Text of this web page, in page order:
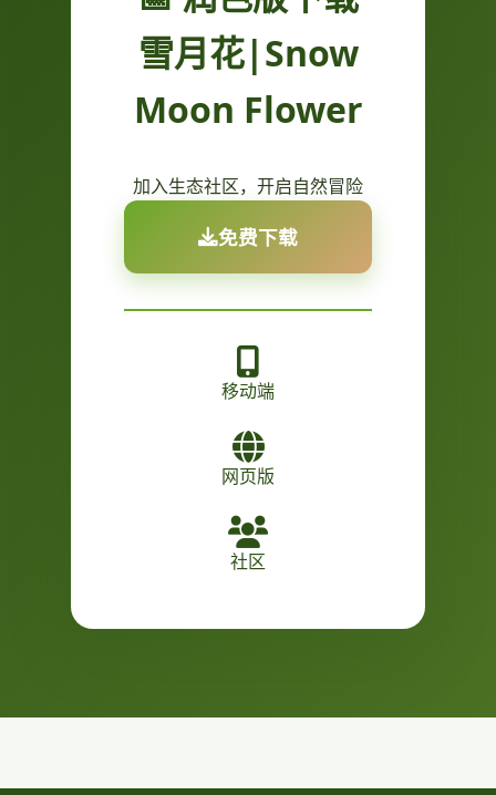
雪月花|Snow
Moon Flower
加入生态社区，开启自然冒险
免费下载
移动端
网页版
社区